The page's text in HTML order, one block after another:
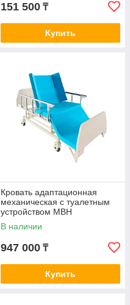
151 500 ₸
Купить
Кровать адаптационная
механическая с туалетным
устройством MBН
В наличии
947 000 ₸
Купить